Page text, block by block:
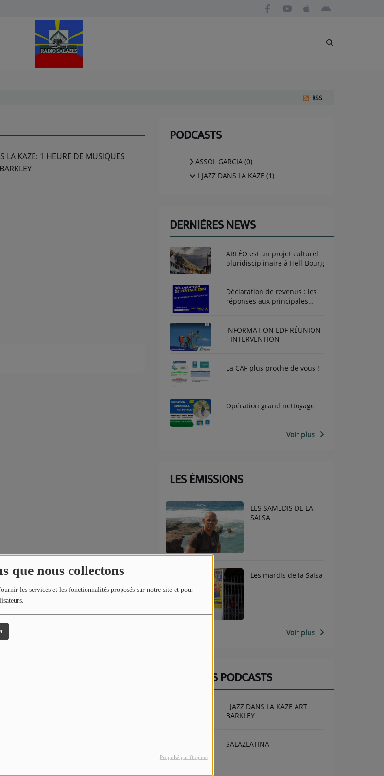
que nous collectons
les services et les fonctionnalités proposés sur notre site et pour
Propulsé par Orejime
RSS
LA KAZE: 1 HEURE DE MUSIQUES
PODCASTS
ASSOL GARCIA (0)
I JAZZ DANS LA KAZE (1)
DERNIÈRES NEWS
ARLÉO est un projet culturel
pluridisciplinaire à Hell-Bourg
Déclaration de revenus : les
réponses aux principales
INFORMATION EDF RÉUNION
- INTERVENTION
La CAF plus proche de vous !
Opération grand nettoyage
Voir plus
LES ÉMISSIONS
LES SAMEDIS DE LA
SALSA
Les mardis de la Salsa
Voir plus
DERNIERS PODCASTS
i JAZZ DANS LA KAZE ART
BARKLEY
SALAZLATINA